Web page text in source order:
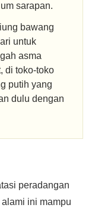
sarapan.
bawang
untuk
asma
di toko-toko
putih yang
dulu dengan
peradangan
ini mampu